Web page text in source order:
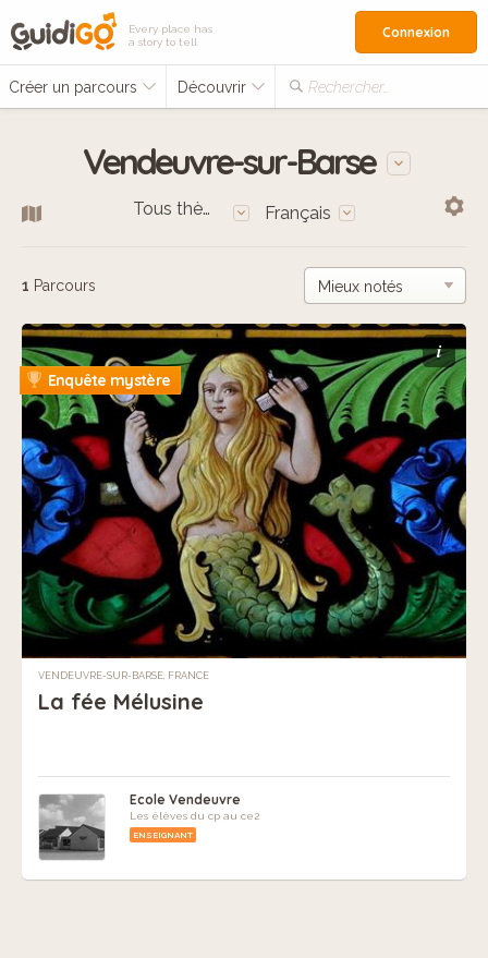
Every place has
a story to tell
Créer un parcours Découvrir Rechercher…
Connexion
Vendeuvre-sur-Barse
Tous thèmes Français
1 Parcours
i
Enquête mystère
VENDEUVRE-SUR-BARSE, FRANCE
La fée Mélusine
Ecole Vendeuvre
Les élèves du cp au ce2
ENSEIGNANT